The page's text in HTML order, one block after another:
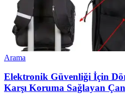
Arama
Elektronik Güvenliği İçin
Karşı Koruma Sağlayan